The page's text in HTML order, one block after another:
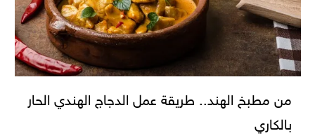
من مطبخ الهند.. طريقة عمل الدجاج الهندي الحار
بالكاري